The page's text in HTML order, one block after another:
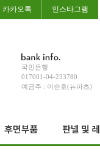
카카오톡 인스타그램
국민은행
017001-04-233780
예금주 : 이순호(뉴파츠)